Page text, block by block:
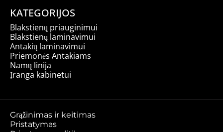
KATEGORIJOS
Blakstienų priauginimui
Blakstienų laminavimui
Antakių laminavimui
Priemonės Antakiams
Namų linija
Įranga kabinetui
Grąžinimas ir keitimas
Pristatymas